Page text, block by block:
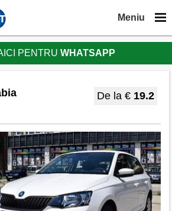
Meniu
PENTRUWHATSAPP
De la € 19.2